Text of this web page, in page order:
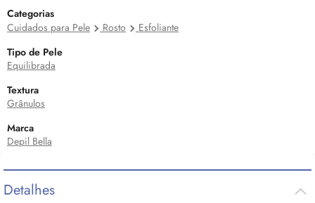
Categorias
Cuidados para Pele
Rosto
Esfoliante
Tipo de Pele
Equilibrada
Textura
Grânulos
Marca
Depil Bella
Detalhes